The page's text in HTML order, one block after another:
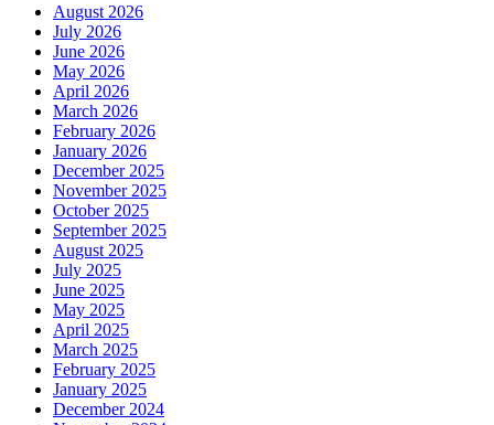
August 2026
July 2026
June 2026
May 2026
April 2026
March 2026
February 2026
January 2026
December 2025
November 2025
October 2025
September 2025
August 2025
July 2025
June 2025
May 2025
April 2025
March 2025
February 2025
January 2025
December 2024